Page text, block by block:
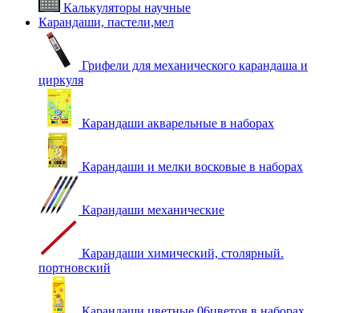
Калькуляторы научные
Карандаши, пастели,мел
Грифели для механического карандаша и
циркуля
Карандаши акварельные в наборах
Карандаши и мелки восковые в наборах
Карандаши механические
Карандаши химический, столярный.
портновский